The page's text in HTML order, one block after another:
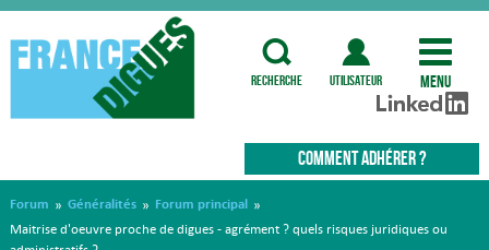
recherche utilisateur Menu
COMMENT ADHÉRER ?
Forum » Généralités » Forum principal »
Maitrise d'oeuvre proche de digues - agrément ? quels risques juridiques ou